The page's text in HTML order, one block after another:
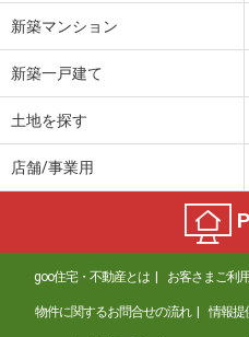
新築マンション
新築一戸建て
土地を探す
店舗/事業用
goo住宅・不動産とは お客さまご利
物件に関するお問合せの流れ 情報提